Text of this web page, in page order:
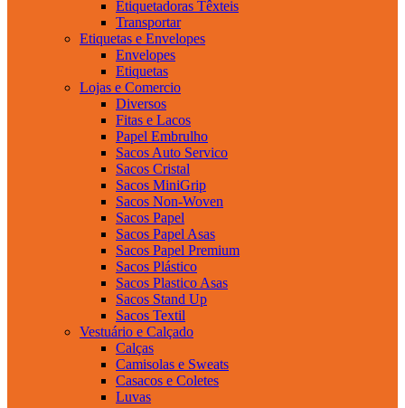
Etiquetadoras Têxteis
Transportar
Etiquetas e Envelopes
Envelopes
Etiquetas
Lojas e Comercio
Diversos
Fitas e Lacos
Papel Embrulho
Sacos Auto Servico
Sacos Cristal
Sacos MiniGrip
Sacos Non-Woven
Sacos Papel
Sacos Papel Asas
Sacos Papel Premium
Sacos Plástico
Sacos Plastico Asas
Sacos Stand Up
Sacos Textil
Vestuário e Calçado
Calças
Camisolas e Sweats
Casacos e Coletes
Luvas